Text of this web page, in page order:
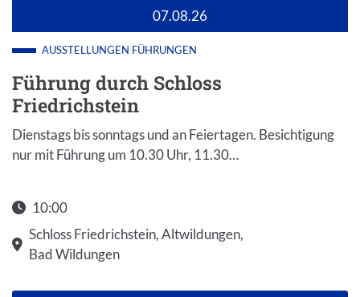
07.08.26
AUSSTELLUNGEN FÜHRUNGEN
Führung durch Schloss
Friedrichstein
Dienstags bis sonntags und an Feiertagen. Besichtigung
nur mit Führung um 10.30 Uhr, 11.30…
10:00
Schloss Friedrichstein, Altwildungen,
Bad Wildungen